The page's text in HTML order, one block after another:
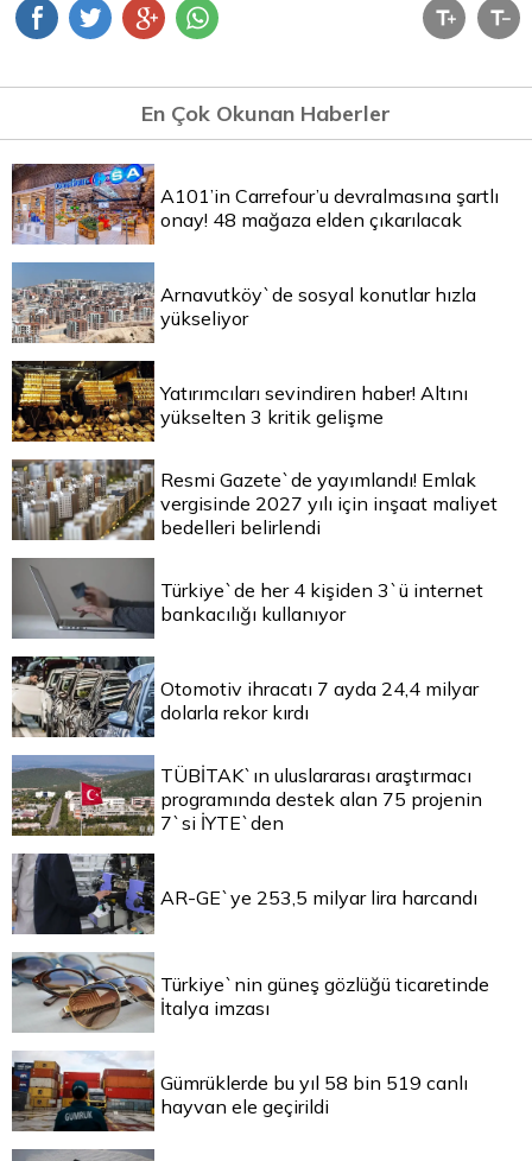
En Çok Okunan Haberler
A101’in Carrefour’u devralmasına şartlı
onay! 48 mağaza elden çıkarılacak
Arnavutköy`de sosyal konutlar hızla
yükseliyor
Yatırımcıları sevindiren haber! Altını
yükselten 3 kritik gelişme
Resmi Gazete`de yayımlandı! Emlak
vergisinde 2027 yılı için inşaat maliyet
bedelleri belirlendi
Türkiye`de her 4 kişiden 3`ü internet
bankacılığı kullanıyor
Otomotiv ihracatı 7 ayda 24,4 milyar
dolarla rekor kırdı
TÜBİTAK`ın uluslararası araştırmacı
programında destek alan 75 projenin
7`si İYTE`den
AR-GE`ye 253,5 milyar lira harcandı
Türkiye`nin güneş gözlüğü ticaretinde
İtalya imzası
Gümrüklerde bu yıl 58 bin 519 canlı
hayvan ele geçirildi